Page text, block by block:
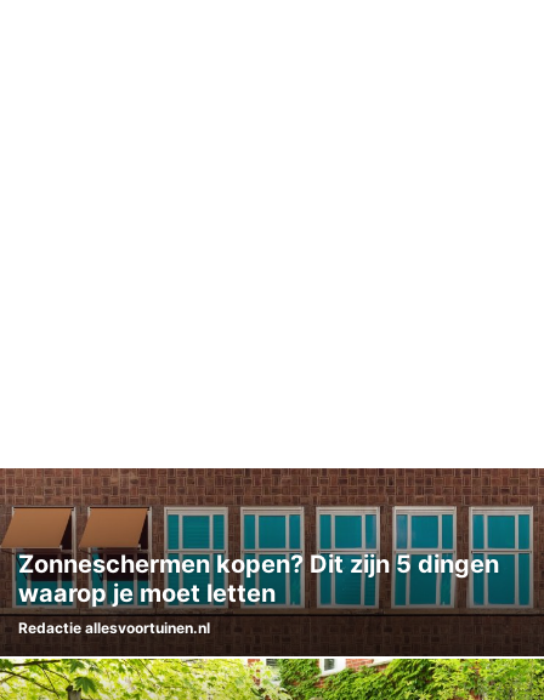
Zonneschermen kopen? Dit zijn 5 dingen
waarop je moet letten
Redactie allesvoortuinen.nl